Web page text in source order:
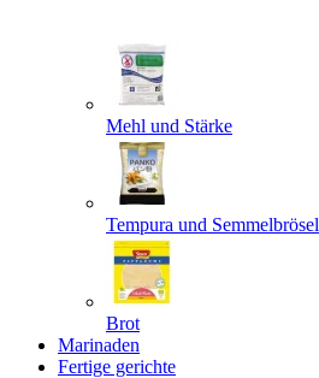
Mehl und Stärke
Tempura und Semmelbrösel
Brot
Marinaden
Fertige gerichte